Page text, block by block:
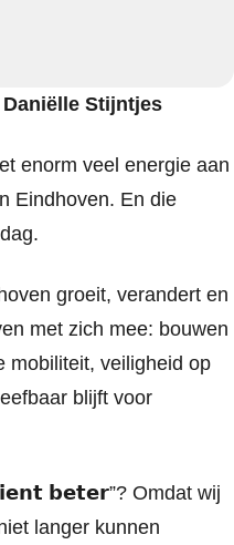
Stijntjes
enorm veel energie aan
Eindhoven. En die
groeit, verandert en
met zich mee: bouwen
mobiliteit, veiligheid op
blijft voor
𝗯𝗲𝘁𝗲𝗿”? Omdat wij
langer kunnen